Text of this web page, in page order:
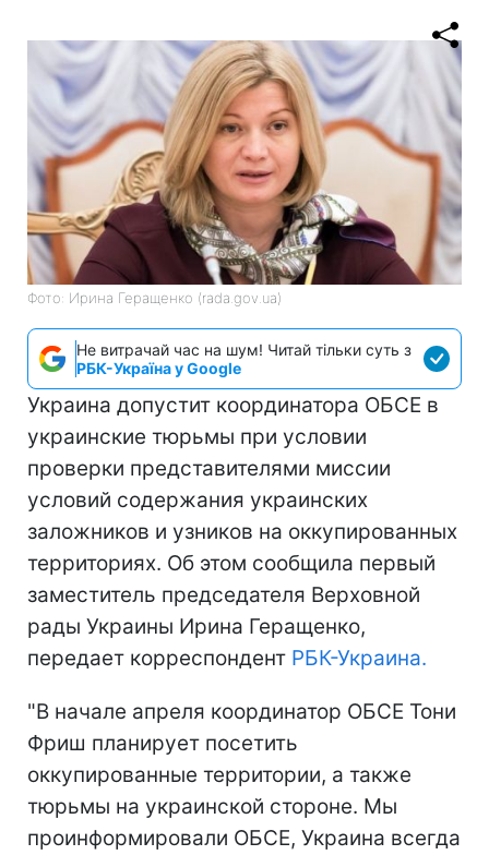
Фото: Ирина Геращенко (rada.gov.ua)
Не витрачай час на шум! Читай тільки суть з
РБК-Україна у Google
Украина допустит координатора ОБСЕ в
украинские тюрьмы при условии
проверки представителями миссии
условий содержания украинских
заложников и узников на оккупированных
территориях. Об этом сообщила первый
заместитель председателя Верховной
рады Украины Ирина Геращенко,
передает корреспондент РБК-Украина.
"В начале апреля координатор ОБСЕ Тони
Фриш планирует посетить
оккупированные территории, а также
тюрьмы на украинской стороне. Мы
проинформировали ОБСЕ, Украина всегда